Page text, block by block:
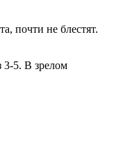
почти не блестят.
3-5. В зрелом